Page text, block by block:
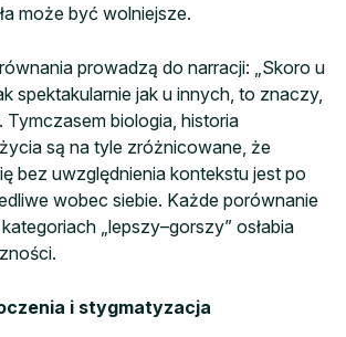
może być wolniejsze.
prowadzą do narracji: „Skoro u
spektakularnie jak u innych, to znaczy,
Tymczasem biologia, historia
są na tyle zróżnicowane, że
bez uwzględnienia kontekstu jest po
wobec siebie. Każde porównanie
„lepszy–gorszy” osłabia
i stygmatyzacja